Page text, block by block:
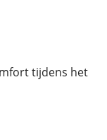
tijdens het